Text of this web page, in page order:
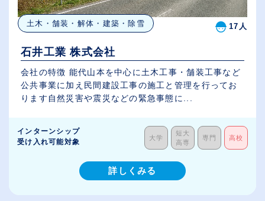
土木・舗装・解体・建築・除雪 17人
石井工業 株式会社
会社の特徴 能代山本を中心に土木工事・舗装工事など
公共事業に加え民間建設工事の施工と管理を行ってお
ります自然災害や震災などの緊急事態に...
インターンシップ
受け入れ可能対象
大学
短大
高専
専門 高校
詳しくみる